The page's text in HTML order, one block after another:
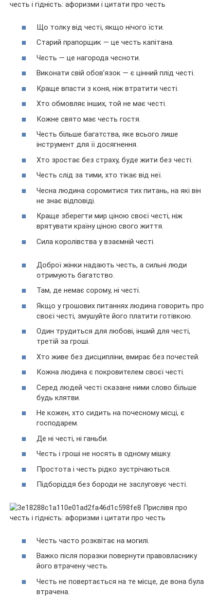
Що толку від честі, якщо нічого їсти.
Старий прапорщик — це честь капітана.
Честь — це нагорода чесноти.
Виконати свій обов’язок — є цінний плід честі.
Краще впасти з коня, ніж втратити честі.
Хто обмовляє інших, той не має честі.
Кожне свято має честь гостя.
Честь більше багатства, яке всього лише
інструмент для її досягнення.
Хто зростає без страху, буде жити без честі.
Честь слід за тими, хто тікає від неї.
Чесна людина соромитися тих питань, на які він
не знає відповіді.
Краще зберегти мир ціною своєї честі, ніж
врятувати країну ціною свого життя.
Сила королівства у взаємній честі.
Доброї жінки надають честь, а сильні люди
отримують багатство.
Там, де немає сорому, ні честі.
Якщо у грошових питаннях людина говорить про
своєї честі, змушуйте його платити готівкою.
Один трудиться для любові, інший для честі,
третій за гроші.
Хто живе без дисципліни, вмирає без почестей.
Кожна людина є покровителем своєї честі.
Серед людей честі сказане ними слово більше
будь клятви.
Не кожен, хто сидить на почесному місці, є
господарем.
Де ні честі, ні ганьби.
Честь і гроші не носять в одному мішку.
Простота і честь рідко зустрічаються.
Підборіддя без бороди не заслуговує честі.
Честь часто розквітає на могилі.
Важко після поразки повернути правовласнику
його втрачену честь.
Честь не повертається на те місце, де вона була
втрачена.